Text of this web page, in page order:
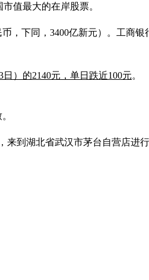
值最大的在岸股票。
，下同，3400亿新元）。工商
）的2140元，单日跌近100元。
来到湖北省武汉市茅台自营店进